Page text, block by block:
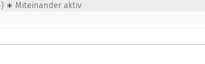
∗ Miteinander aktiv